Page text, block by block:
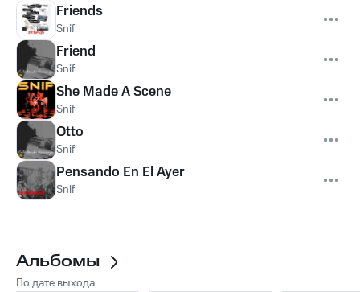
Friends
Snif
Friend
Snif
She Made A Scene
Snif
Otto
Snif
Pensando En El Ayer
Snif
Альбомы
По дате выхода